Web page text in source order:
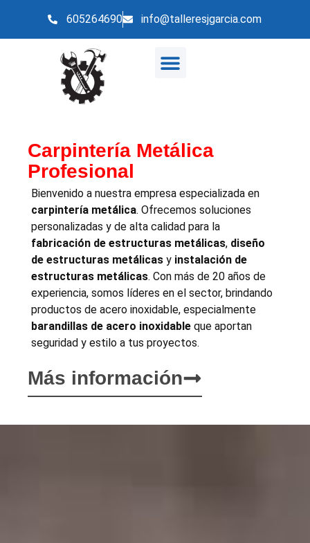
605264690 info@talleresjgarcia.com
Carpintería Metálica
Profesional
Bienvenido a nuestra empresa especializada en
carpintería metálica. Ofrecemos soluciones
personalizadas y de alta calidad para la
fabricación de estructuras metálicas, diseño
de estructuras metálicas y instalación de
estructuras metálicas. Con más de 20 años de
experiencia, somos líderes en el sector, brindando
productos de acero inoxidable, especialmente
barandillas de acero inoxidable que aportan
seguridad y estilo a tus proyectos.
Más información